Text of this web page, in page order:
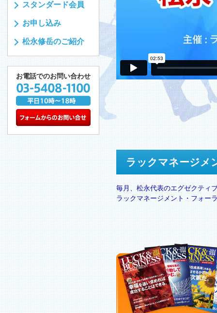
スタンダード会員
お申し込み
松永修岳のご紹介
お電話でのお問い合わせ
ラックマネージメ
毎月、松永代表のエグゼクティ
ラックマネージメント・フォー